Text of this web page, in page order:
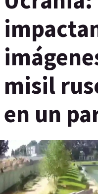
misil
en un